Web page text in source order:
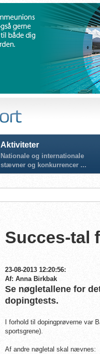
Aktiviteter
Nationale og internationale
stævner og konkurrencer ...
Succes-tal
23-08-2013 12:20:56:
Af: Anna Birkbak
Se nøgletallene for
dopingtests.
I forhold til dopingprøverne var
sportsgrene).
Af andre nøgletal skal nævnes: